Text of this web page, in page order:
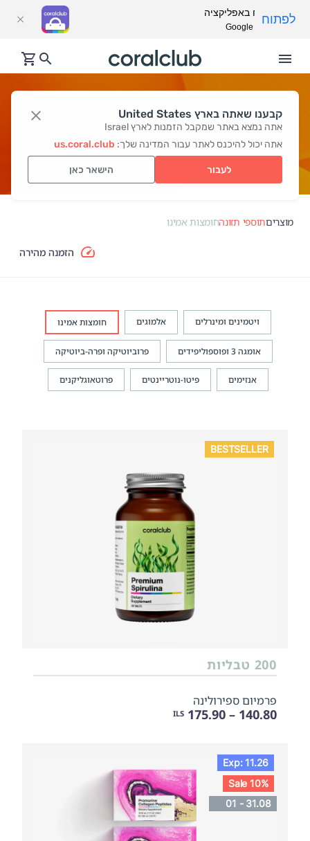
קבענו שאתה בארץ United States
אתה נמצא באתר שמקבל הזמנות לארץ Israel
אתה יכול להיכנס לאתר עבור המדינה שלך: us.coral.club
לעבור הישאר כאן
חומצות אמינו
מוצריםתוספי תזונהחומצות אמינו
הזמנה מהירה
ויטמינים ומינרלים אלמוגים חומצות אמינו
אומגה 3 ופוספוליפידים פרוביוטיקה ופרה-ביוטיקה
אנזימים פיטו-נוטריינטים פרוטאוגליקנים
BESTSELLER
200 טבליות
פרמיום ספירולינה
140.80 – 175.90
ILS
Exp: 11.26
Sale 10%
01 - 31.08
פתח באפליקציה
Google Play
לפתוח